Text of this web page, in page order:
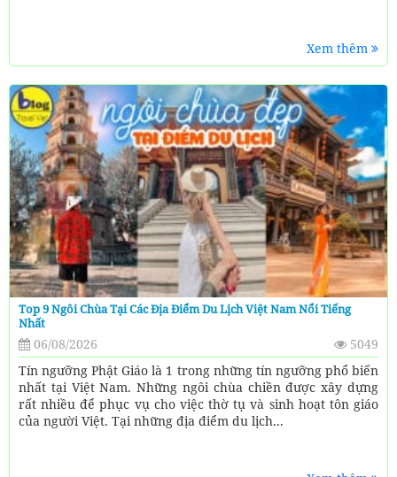
Xem thêm
Top 9 Ngôi Chùa Tại Các Địa Điểm Du Lịch Việt Nam Nổi Tiếng
Nhất
06/08/2026
5049
Tín ngưỡng Phật Giáo là 1 trong những tín ngưỡng phổ biến
nhất tại Việt Nam. Những ngôi chùa chiền được xây dựng
rất nhiều để phục vụ cho việc thờ tụ và sinh hoạt tôn giáo
của người Việt. Tại những địa điểm du lịch...